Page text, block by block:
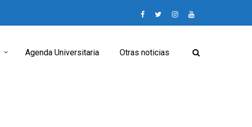
Agenda Universitaria Otras noticias